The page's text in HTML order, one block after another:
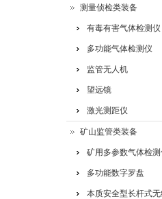
测量侦检类装备
有毒有害气体检测仪
多功能气体检测仪
监管无人机
望远镜
激光测距仪
矿山监管类装备
矿用多参数气体检测
多功能数字罗盘
本质安全型长杆式